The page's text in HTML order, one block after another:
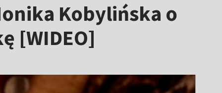
Kobylińska o
[WIDEO]